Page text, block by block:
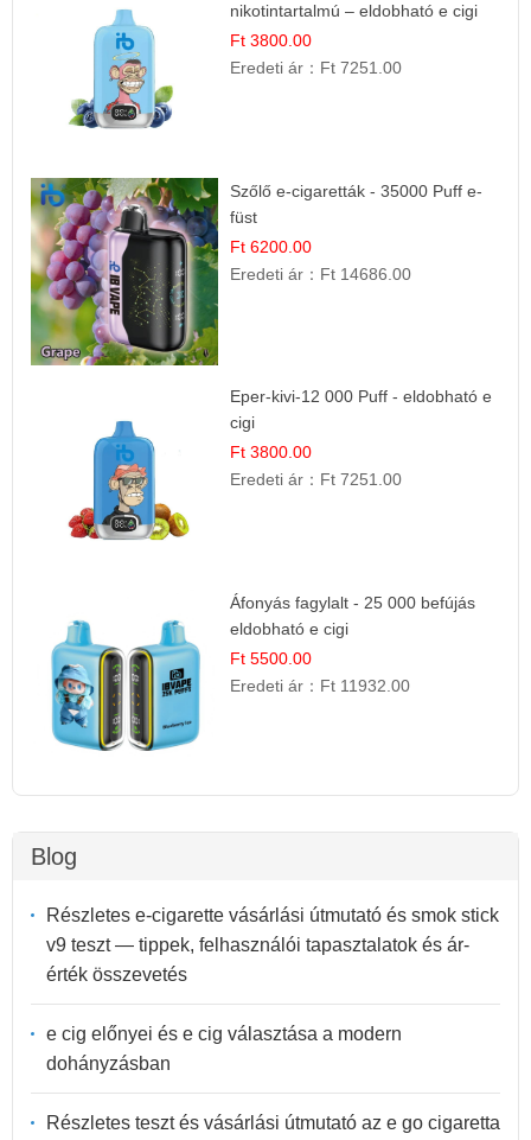
nikotintartalmú – eldobható e cigi
Ft 3800.00
Eredeti ár： Ft 7251.00
Szőlő e-cigaretták - 35000 Puff e-
füst
Ft 6200.00
Eredeti ár： Ft 14686.00
Eper-kivi-12 000 Puff - eldobható e
cigi
Ft 3800.00
Eredeti ár： Ft 7251.00
Áfonyás fagylalt - 25 000 befújás
eldobható e cigi
Ft 5500.00
Eredeti ár： Ft 11932.00
Blog
Részletes e-cigarette vásárlási útmutató és smok stick
v9 teszt — tippek, felhasználói tapasztalatok és ár-
érték összevetés
e cig előnyei és e cig választása a modern
dohányzásban
Részletes teszt és vásárlási útmutató az e go cigaretta